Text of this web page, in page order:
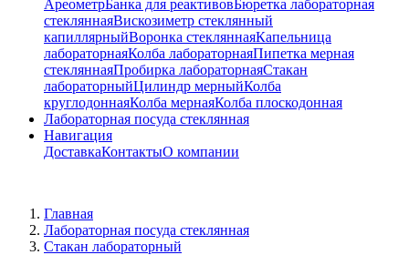
АреометрБанка для реактивовБюретка лабораторная
стекляннаяВискозиметр стеклянный
капиллярныйВоронка стекляннаяКапельница
лабораторнаяКолба лабораторнаяПипетка мерная
стекляннаяПробирка лабораторнаяСтакан
лабораторныйЦилиндр мерныйКолба
круглодоннаяКолба мернаяКолба плоскодонная
Лабораторная посуда стеклянная
Навигация
ДоставкаКонтактыО компании
Главная
Лабораторная посуда стеклянная
Стакан лабораторный